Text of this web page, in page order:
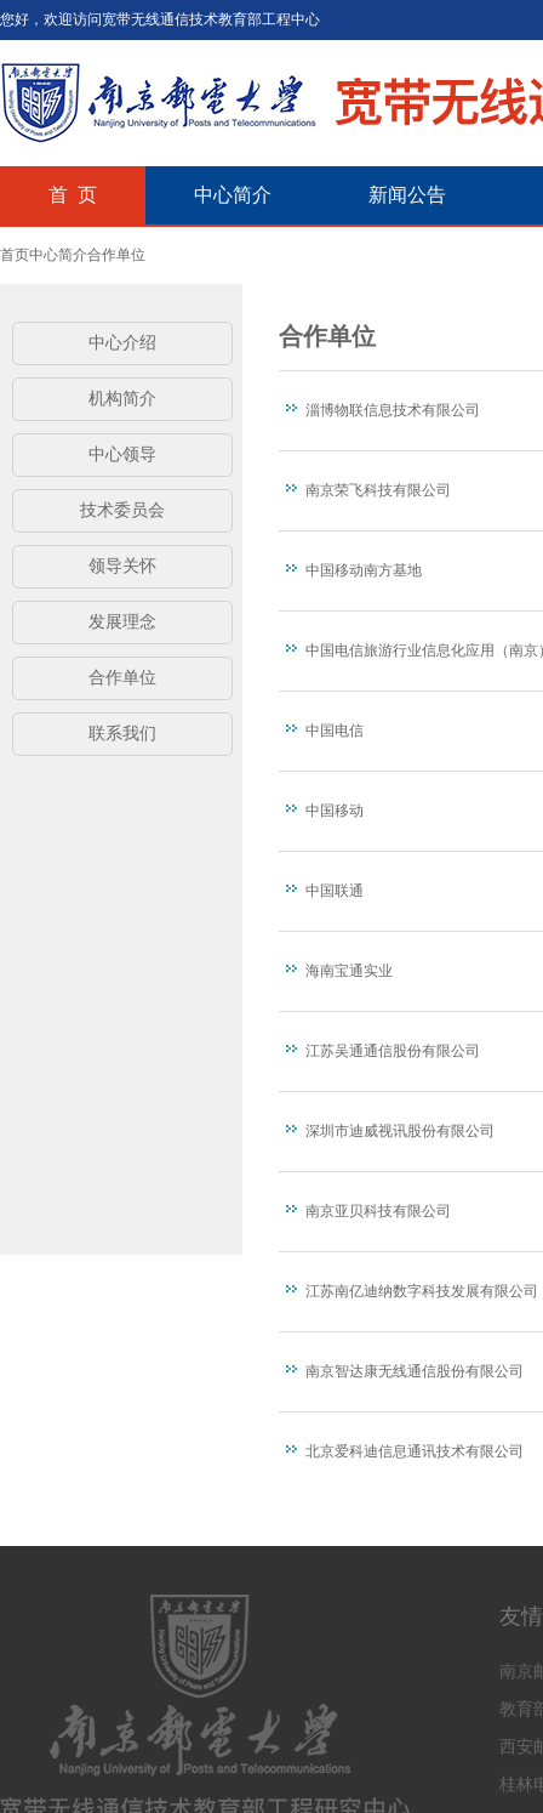
您好，欢迎访问宽带无线通信技术教育部工程中心
首 页 中心简介 新闻公告
首页中心简介合作单位
中心介绍
机构简介
中心领导
技术委员会
领导关怀
发展理念
合作单位
联系我们
合作单位
淄博物联信息技术有限公司
南京荣飞科技有限公司
中国移动南方基地
中国电信旅游行业信息化应用（南京
中国电信
中国移动
中国联通
海南宝通实业
江苏吴通通信股份有限公司
深圳市迪威视讯股份有限公司
南京亚贝科技有限公司
江苏南亿迪纳数字科技发展有限公司
南京智达康无线通信股份有限公司
北京爱科迪信息通讯技术有限公司
友
南京
教育
西安
桂林